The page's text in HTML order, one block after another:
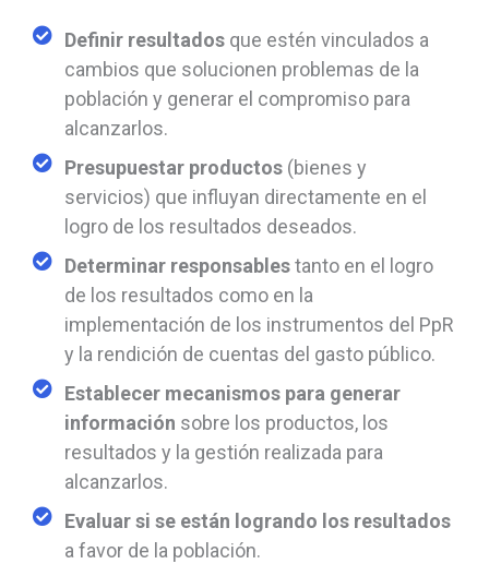
Definir resultados que estén vinculados a
cambios que solucionen problemas de la
población y generar el compromiso para
alcanzarlos.
Presupuestar productos (bienes y
servicios) que influyan directamente en el
logro de los resultados deseados.
Determinar responsablestanto en el logro
de los resultados como en la
implementación de los instrumentos del PpR
y la rendición de cuentas del gasto público.
Establecer mecanismos para generar
información sobre los productos, los
resultados y la gestión realizada para
alcanzarlos.
Evaluar si se están logrando los resultados
a favor de la población.